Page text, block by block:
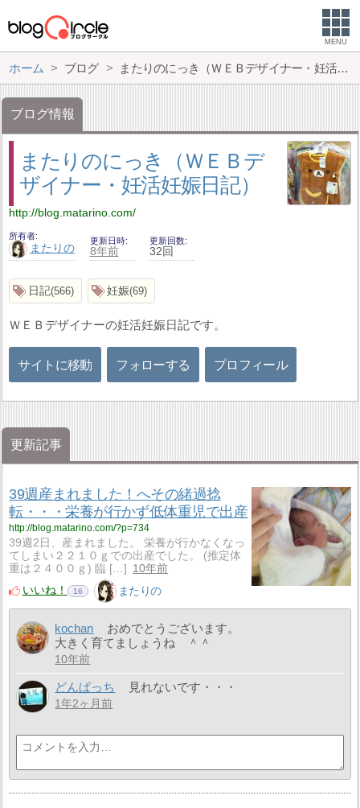
MENU
ホーム ブログ またりのにっき（ＷＥＢデザイナー・妊活妊娠日記）
ブログ情報
またりのにっき（ＷＥＢデ
ザイナー・妊活妊娠日記）
http://blog.matarino.com/
所有者
またりの
更新日時
8年前
更新回数
32回
日記 566 妊娠 69
ＷＥＢデザイナーの妊活妊娠日記です。
サイトに移動 フォローする プロフィール
更新記事
39週産まれました！へその緒過捻
転・・・栄養が行かず低体重児で出産
http://blog.matarino.com/?p=734
39週2日、産まれました。 栄養が行かなくなっ
てしまい２２１０ｇでの出産でした。 (推定体
重は２４００ｇ) 臨 […] 10年前
いいね！
16 またりの
kochan
おめでとうございます。
大きく育てましょうね ＾＾
10年前
どんぱっち 見れないです・・・
1年2ヶ月前